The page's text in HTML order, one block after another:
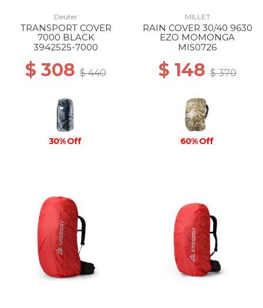
Deuter
TRANSPORT COVER
7000 BLACK
3942525-7000
$ 308 $ 440
30% Off
MILLET
RAIN COVER 30/40 9630
EZO MOMONGA
MIS0726
$ 148$ 370
60% Off